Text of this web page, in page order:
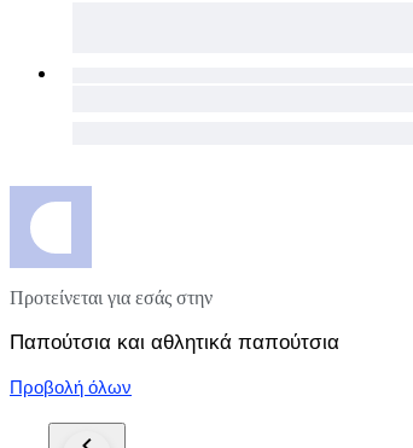
Προτείνεται για εσάς στην
Παπούτσια και αθλητικά παπούτσια
Προβολή όλων